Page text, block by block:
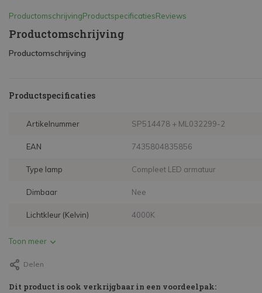
ProductomschrijvingProductspecificatiesReviews
Productomschrijving
Productomschrijving
Productspecificaties
Artikelnummer SP514478 + ML032299-2
EAN 7435804835856
Type lamp Compleet LED armatuur
Dimbaar Nee
Lichtkleur (Kelvin) 4000K
Toon meer
Delen
Dit product is ook verkrijgbaar in een voordeelpak: